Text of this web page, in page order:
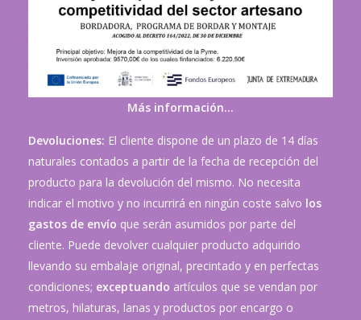
Más información…
Devoluciones: El cliente dispone de un plazo de 14 días
naturales contados a partir de la fecha de recepción del
producto para la devolución del mismo. No necesita
indicar el motivo y no incurrirá en ningún coste salvo los
gastos de envío que serán asumidos por parte del
cliente. Puede devolver cualquier producto adquirido
llevando su embalaje original, precintado y en perfectas
condiciones; exceptuando artículos que se vendan por
metros, hilaturas, lanas y productos por encargo o